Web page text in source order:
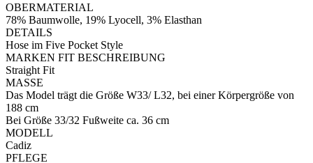
OBERMATERIAL
78% Baumwolle, 19% Lyocell, 3% Elasthan
DETAILS
Hose im Five Pocket Style
MARKEN FIT BESCHREIBUNG
Straight Fit
MASSE
Das Model trägt die Größe W33/ L32, bei einer Körpergröße von
188 cm
Bei Größe 33/32 Fußweite ca. 36 cm
MODELL
Cadiz
PFLEGE